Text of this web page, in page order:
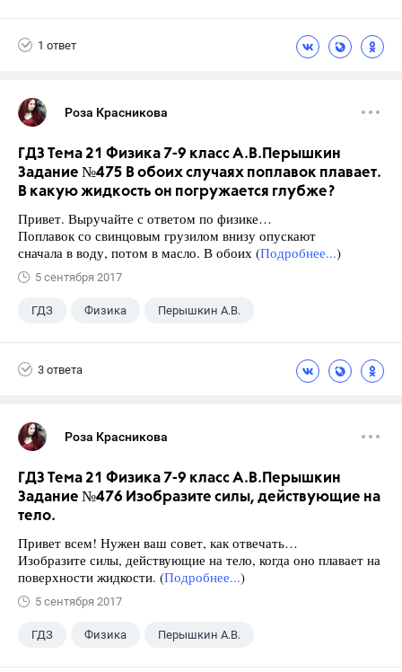
1 ответ
Роза Красникова
ГДЗ Тема 21 Физика 7-9 класс А.В.Перышкин
Задание №475 В обоих случаях поплавок плавает.
В какую жидкость он погружается глубже?
Привет. Выручайте с ответом по физике…
Поплавок со свинцовым грузилом внизу опускают
сначала в воду, потом в масло. В обоих (Подробнее...)
5 сентября 2017
ГДЗ Физика Перышкин А.В.
3 ответа
Роза Красникова
ГДЗ Тема 21 Физика 7-9 класс А.В.Перышкин
Задание №476 Изобразите силы, действующие на
тело.
Привет всем! Нужен ваш совет, как отвечать…
Изобразите силы, действующие на тело, когда оно плавает на
поверхности жидкости. (Подробнее...)
5 сентября 2017
ГДЗ Физика Перышкин А.В.